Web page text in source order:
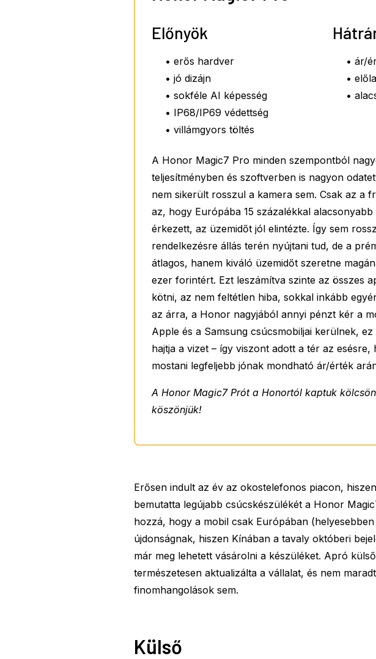
Előnyök
• erős hardver
• jó dizájn
• sokféle AI képesség
• IP68/IP69 védettség
• villámgyors töltés
• ár/
•
•
A Honor Magic7 Pro minden szempontból
teljesítményben és szoftverben is nagyon
nem sikerült rosszul a kamera sem. Csak az a
az, hogy Európába 15 százalékkal
érkezett, az üzemidőt jól elintézte. Így sem
rendelkezésre állás terén nyújtani tud, de a
átlagos, hanem kiváló üzemidőt szeretne
ezer forintért. Ezt leszámítva szinte az összes
kötni, az nem feltétlen hiba, sokkal inkább
az árra, a Honor nagyjából annyi pénzt kér a
Apple és a Samsung csúcsmobiljai kerülnek,
hajtja a vizet – így viszont adott a tér az
mostani legfeljebb jónak mondható ár/érték
A Honor Magic7 Prót a Honortól kaptuk
köszönjük!
Erősen indult az év az okostelefonos piacon,
bemutatta legújabb csúcskészülékét a Honor
hozzá, hogy a mobil csak Európában
újdonságnak, hiszen Kínában a tavaly októberi
már meg lehetett vásárolni a készüléket. Apró
természetesen aktualizálta a vállalat, és nem
finomhangolások sem.
Külső